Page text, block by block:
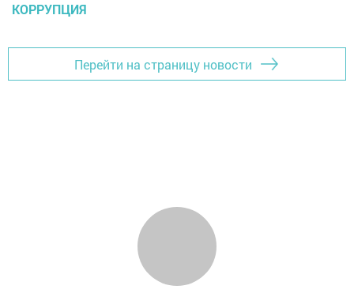
КОРРУПЦИЯ
Перейти на страницу новости